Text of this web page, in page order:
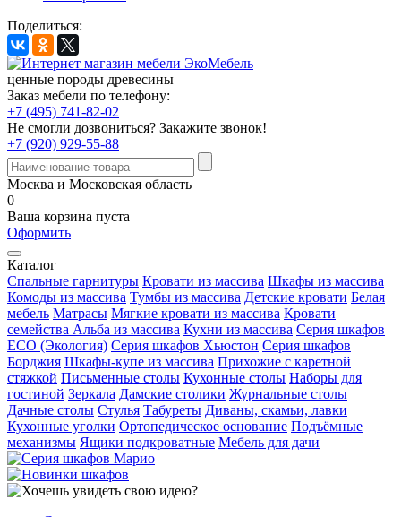
Поделиться:
ценные породы древесины
Заказ мебели по телефону:
+7 (495) 741-82-02
Не смогли дозвониться? Закажите звонок!
+7 (920) 929-55-88
Москва и Московская область
0
Ваша корзина пуста
Оформить
Каталог
Спальные гарнитуры Кровати из массива Шкафы из массива
Комоды из массива Тумбы из массива Детские кровати Белая
мебель Матрасы Мягкие кровати из массива Кровати
семейства Альба из массива Кухни из массива Серия шкафов
ECO (Экология) Серия шкафов Хьюстон Серия шкафов
Борджия Шкафы-купе из массива Прихожие с каретной
стяжкой Письменные столы Кухонные столы Наборы для
гостиной Зеркала Дамские столики Журнальные столы
Дачные столы Стулья Табуреты Диваны, скамьи, лавки
Кухонные уголки Ортопедическое основание Подъёмные
механизмы Ящики подкроватные Мебель для дачи